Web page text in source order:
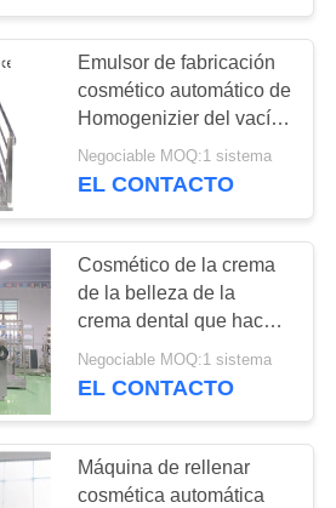
Emulsor de fabricación
cosmético automático de
Homogenizier del vacío
del ungüento de la
loción de la crema de la
Negociable MOQ:1 sistema
EL CONTACTO
Cosmético de la crema
de la belleza de la
crema dental que hace
emulsor del vacío de la
máquina el
Negociable MOQ:1 sistema
EL CONTACTO
Máquina de rellenar
cosmética automática